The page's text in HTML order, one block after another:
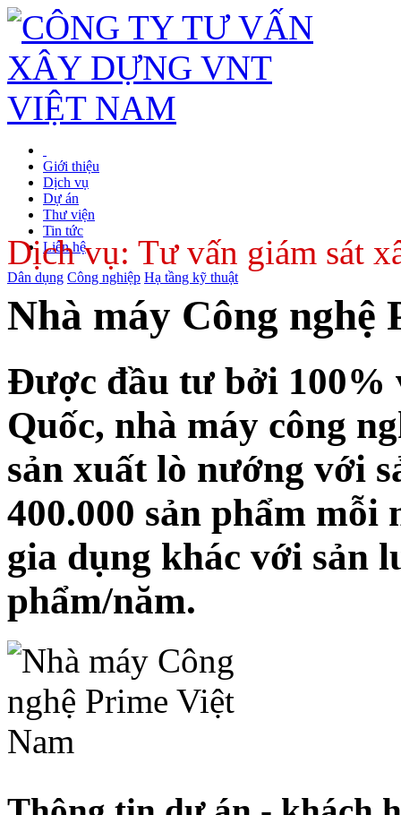
Giới thiệu
Dịch vụ
Dự án
Thư viện
Tin tức
Liên hệ
Dân dụng Công nghiệp Hạ tầng kỹ thuật
Dịch vụ: Tư vấn giám sát
Nhà máy Công nghệ
Được đầu tư bởi 100%
Quốc, nhà máy công
sản xuất lò nướng với
400.000 sản phẩm mỗi
gia dụng khác với sản
phẩm/năm.